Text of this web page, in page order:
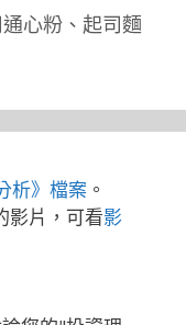
心粉 、 起司麵
析》檔案 。
影片，可看影